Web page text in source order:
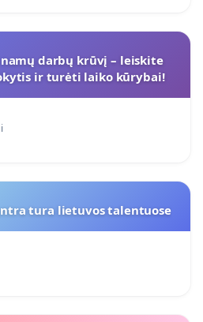
darbų krūvį – leiskite
ir turėti laiko kūrybai!
tura lietuvos talentuose